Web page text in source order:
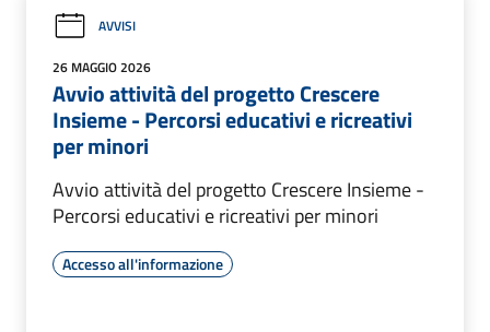
AVVISI
26 MAGGIO 2026
Avvio attività del progetto Crescere
Insieme - Percorsi educativi e ricreativi
per minori
Avvio attività del progetto Crescere Insieme -
Percorsi educativi e ricreativi per minori
Accesso all'informazione